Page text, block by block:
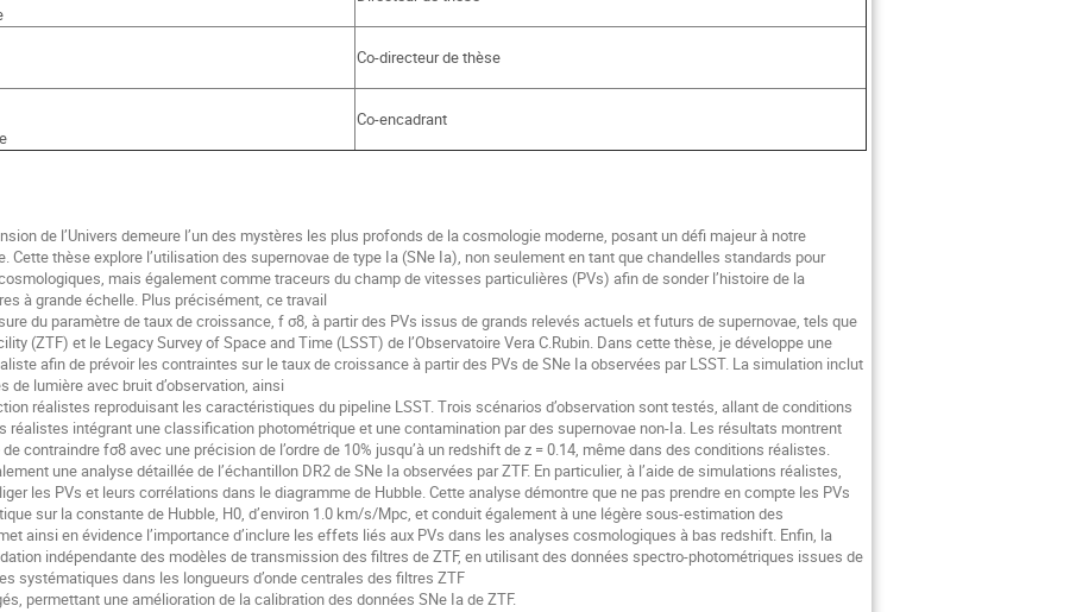
Co-directeur de thèse
Co-encadrant
de l’Univers demeure l’un des mystères les plus profonds de la cosmologie moderne, posant un défi majeur à notre
Cette thèse explore l’utilisation des supernovae de type Ia (SNe Ia), non seulement en tant que chandelles standards pour
mais également comme traceurs du champ de vitesses particulières (PVs) afin de sonder l’histoire de la
à grande échelle. Plus précisément, ce travail
du paramètre de taux de croissance, f σ8, à partir des PVs issus de grands relevés actuels et futurs de supernovae, tels que
(ZTF) et le Legacy Survey of Space and Time (LSST) de l’Observatoire Vera C.Rubin. Dans cette thèse, je développe une
afin de prévoir les contraintes sur le taux de croissance à partir des PVs de SNe Ia observées par LSST. La simulation inclut
de lumière avec bruit d’observation, ainsi
réalistes reproduisant les caractéristiques du pipeline LSST. Trois scénarios d’observation sont testés, allant de conditions
réalistes intégrant une classification photométrique et une contamination par des supernovae non-Ia. Les résultats montrent
contraindre fσ8 avec une précision de l’ordre de 10% jusqu’à un redshift de z = 0.14, même dans des conditions réalistes.
une analyse détaillée de l’échantillon DR2 de SNe Ia observées par ZTF. En particulier, à l’aide de simulations réalistes,
les PVs et leurs corrélations dans le diagramme de Hubble. Cette analyse démontre que ne pas prendre en compte les PVs
sur la constante de Hubble, H0, d’environ 1.0 km/s/Mpc, et conduit également à une légère sous-estimation des
ainsi en évidence l’importance d’inclure les effets liés aux PVs dans les analyses cosmologiques à bas redshift. Enfin, la
indépendante des modèles de transmission des filtres de ZTF, en utilisant des données spectro-photométriques issues de
systématiques dans les longueurs d’onde centrales des filtres ZTF
permettant une amélioration de la calibration des données SNe Ia de ZTF.